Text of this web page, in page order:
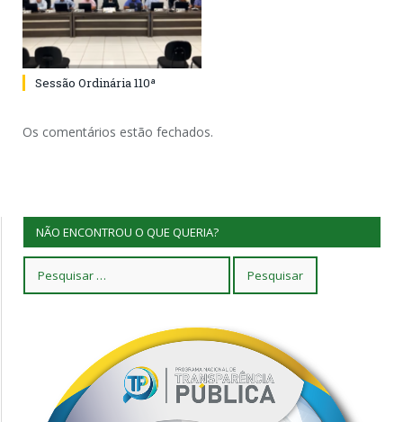
Sessão Ordinária 110ª
Os comentários estão fechados.
NÃO ENCONTROU O QUE QUERIA?